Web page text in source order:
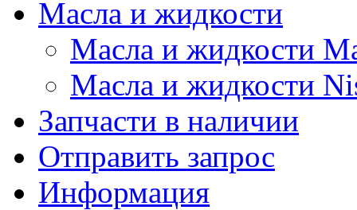
Масла и жидкости
Масла и жидкости
Масла и жидкости
Запчасти в наличии
Отправить запрос
Информация